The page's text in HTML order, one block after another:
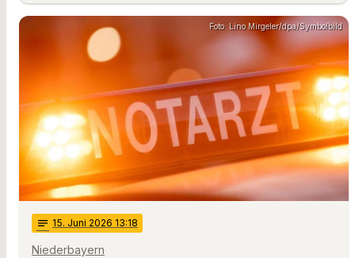
Foto: Lino Mirgeler/dpa/Symbolbild
notes 15. Juni 2026 13:18
Niederbayern